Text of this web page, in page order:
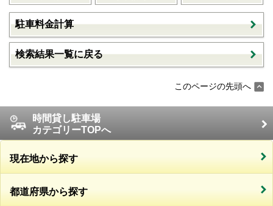
駐車料金計算
検索結果一覧に戻る
このページの先頭へ
時間貸し駐車場
カテゴリーTOPへ
現在地から探す
都道府県から探す